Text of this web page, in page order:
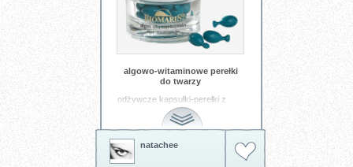
algowo-witaminowe perełki
do twarzy
odżywcze kapsułki-perełki z
koncentratem alg i witamin (A i
E), super dla suchej skóry,
zwłaszcza po wakacjach.
wspaniałe też jako preparat
ujędrniający biust i dekolt - nie
tylko dla dojrzałych :)
natachee